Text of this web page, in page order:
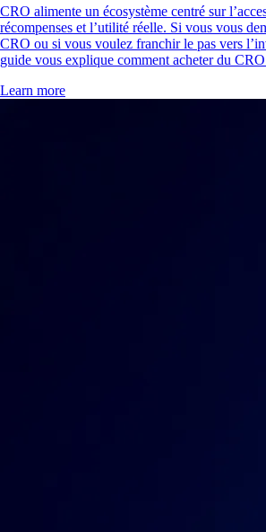
CRO alimente un écosystème centré sur
récompenses et l’utilité réelle. Si vous vous
CRO ou si vous voulez franchir le pas vers
guide vous explique comment acheter du
Learn more